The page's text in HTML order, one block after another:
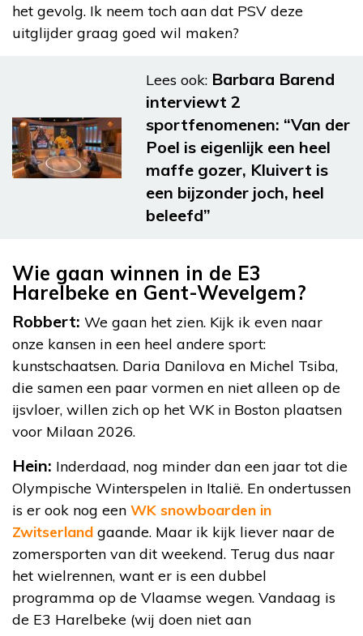
het gevolg. Ik neem toch aan dat PSV deze
uitglijder graag goed wil maken?
Lees ook: Barbara Barend
interviewt 2
sportfenomenen: “Van der
Poel is eigenlijk een heel
maffe gozer, Kluivert is
een bijzonder joch, heel
beleefd”
Wie gaan winnen in de E3
Harelbeke en Gent-Wevelgem?
Robbert: We gaan het zien. Kijk ik even naar
onze kansen in een heel andere sport:
kunstschaatsen. Daria Danilova en Michel Tsiba,
die samen een paar vormen en niet alleen op de
ijsvloer, willen zich op het WK in Boston plaatsen
voor Milaan 2026.
Hein: Inderdaad, nog minder dan een jaar tot die
Olympische Winterspelen in Italië. En ondertussen
is er ook nog een WK snowboarden in
Zwitserland gaande. Maar ik kijk liever naar de
zomersporten van dit weekend. Terug dus naar
het wielrennen, want er is een dubbel
programma op de Vlaamse wegen. Vandaag is
de E3 Harelbeke (wij doen niet aan